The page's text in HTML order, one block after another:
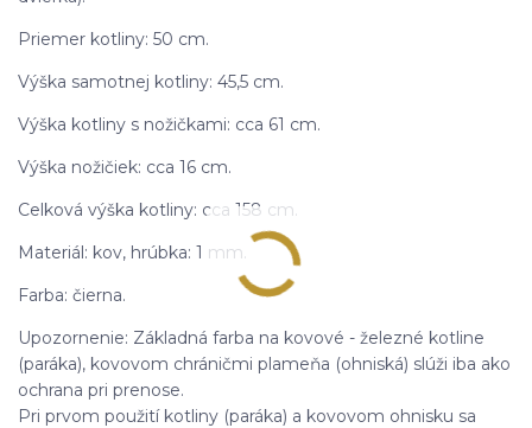
Priemer kotliny: 50 cm.
Výška samotnej kotliny: 45,5 cm.
Výška kotliny s nožičkami: cca 61 cm.
Výška nožičiek: cca 16 cm.
Celková výška kotliny: cca 158 cm.
Materiál: kov, hrúbka: 1 mm.
Farba: čierna.
Upozornenie: Základná farba na kovové - železné kotline
(paráka), kovovom chráničmi plameňa (ohniská) slúži iba ako
ochrana pri prenose.
Pri prvom použití kotliny (paráka) a kovovom ohnisku sa